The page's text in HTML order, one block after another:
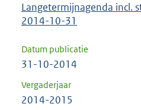
Langetermijnagenda incl.
2014-10-31
Datum publicatie
31-10-2014
Vergaderjaar
2014-2015